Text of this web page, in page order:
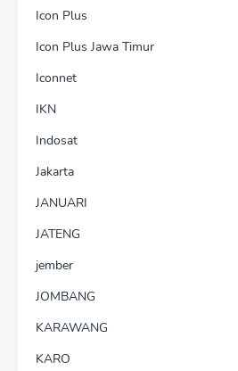
Icon Plus
Icon Plus Jawa Timur
Iconnet
IKN
Indosat
Jakarta
JANUARI
JATENG
jember
JOMBANG
KARAWANG
KARO